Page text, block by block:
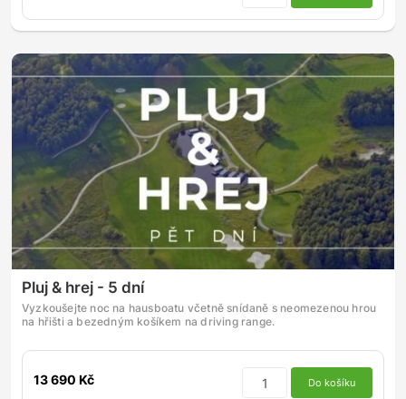
Pluj & hrej - 5 dní
Vyzkoušejte noc na hausboatu včetně snídaně s neomezenou hrou
na hřišti a bezedným košíkem na driving range.
13 690 Kč Do košíku